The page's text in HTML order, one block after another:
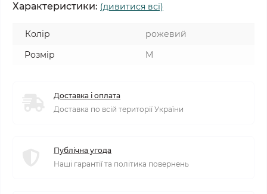
Характеристики: (дивитися всі)
Колір
рожевий
Розмір
M
Доставка і оплата
Доставка по всій території України
Публічна угода
Наші гарантії та політика повернень